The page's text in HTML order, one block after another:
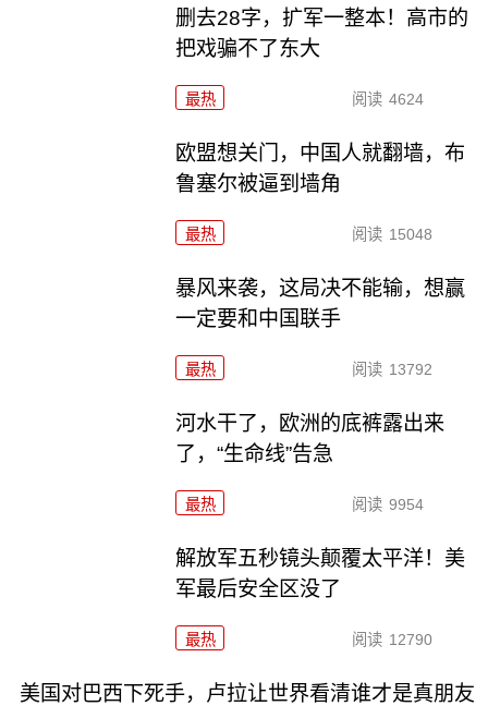
删去28字，扩军一整本！高市的
把戏骗不了东大
最热 阅读 4624
欧盟想关门，中国人就翻墙，布
鲁塞尔被逼到墙角
最热 阅读 15048
暴风来袭，这局决不能输，想赢
一定要和中国联手
最热 阅读 13792
河水干了，欧洲的底裤露出来
了，“生命线”告急
最热 阅读 9954
解放军五秒镜头颠覆太平洋！美
军最后安全区没了
最热 阅读 12790
美国对巴西下死手，卢拉让世界看清谁才是真朋友